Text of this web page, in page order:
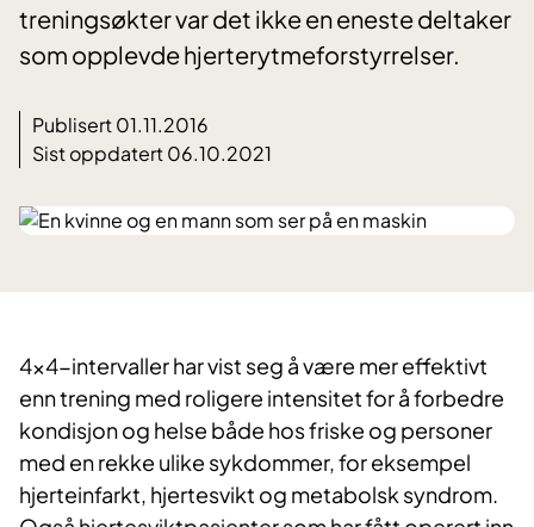
treningsøkter var det ikke en eneste deltaker
som opplevde hjerterytmeforstyrrelser.
Publisert 01.11.2016
Sist oppdatert 06.10.2021
4×4-intervaller har vist seg å være mer effektivt
enn trening med roligere intensitet for å forbedre
kondisjon og helse både hos friske og personer
med en rekke ulike sykdommer, for eksempel
hjerteinfarkt, hjertesvikt og metabolsk syndrom.